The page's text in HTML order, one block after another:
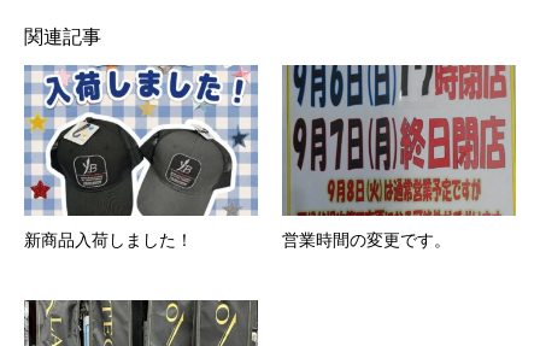
関連記事
新商品入荷しました！ 営業時間の変更です。